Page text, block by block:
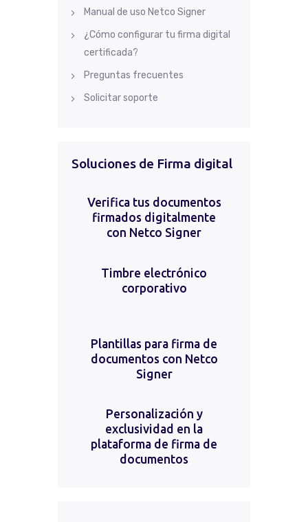
Manual de uso Netco Signer
¿Cómo configurar tu firma digital
certificada?
Preguntas frecuentes
Solicitar soporte
Soluciones de Firma digital
Verifica tus documentos
firmados digitalmente
con Netco Signer
Timbre electrónico
corporativo
Plantillas para firma de
documentos con Netco
Signer
Personalización y
exclusividad en la
plataforma de firma de
documentos